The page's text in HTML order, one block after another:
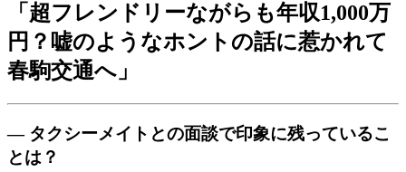
「超フレンドリーながらも年収1,000万
円？嘘のようなホントの話に惹かれて
春駒交通へ」
― タクシーメイトとの面談で印象に残っているこ
とは？